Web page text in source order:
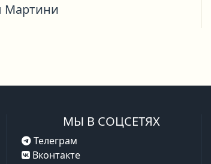
Мартини
МЫ В СОЦСЕТЯХ
Телеграм
Вконтакте